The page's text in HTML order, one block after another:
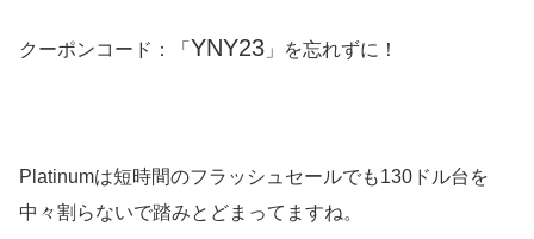
クーポンコード：「 YNY23 」を忘れずに！
Platinumは短時間のフラッシュセールでも130ドル台を
中々割らないで踏みとどまってますね。